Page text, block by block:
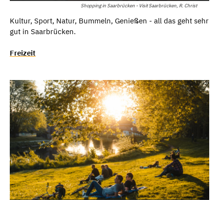
Shopping in Saarbrücken - Visit Saarbrücken, R. Christ
Kultur, Sport, Natur, Bummeln, Genießen - all das geht sehr
gut in Saarbrücken.
Freizeit